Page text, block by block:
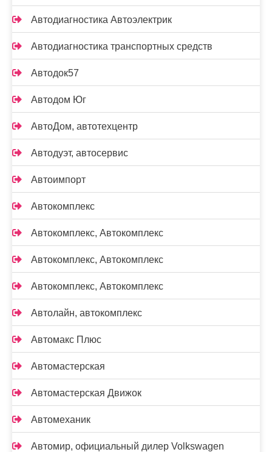
Автодиагностика Автоэлектрик
Автодиагностика транспортных средств
Автодок57
Автодом Юг
АвтоДом, автотехцентр
Автодуэт, автосервис
Автоимпорт
Автокомплекс
Автокомплекс, Автокомплекс
Автокомплекс, Автокомплекс
Автокомплекс, Автокомплекс
Автолайн, автокомплекс
Автомакс Плюс
Автомастерская
Автомастерская Движок
Автомеханик
Автомир, официальный дилер Volkswagen